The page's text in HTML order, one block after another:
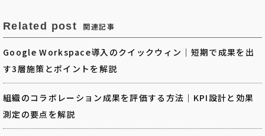
Related post 関連記事
Google Workspace導入のクイックウィン｜短期で成果を出
す3層施策とポイントを解説
組織のコラボレーション成果を評価する方法｜KPI設計と効果
測定の要点を解説